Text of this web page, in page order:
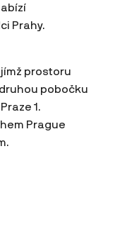
Prahy.
prostoru
pobočku
1.
Prague